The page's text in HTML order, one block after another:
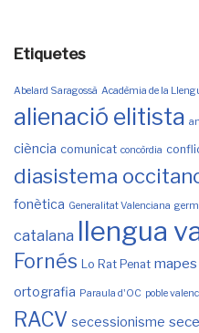
Etiquetes
Abelard Saragossà Acadèmia de la
alienació elitista
ciència comunicat concòrdia
diasistema
fonètica Generalitat Valenciana
catalana llengua
Fornés Lo Rat Penat mapes
ortografia Paraula d'OC poble
RACV secessionisme